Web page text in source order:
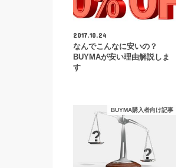
2017.10.24
なんでこんなに安いの？
BUYMAが安い理由解説しま
す
BUYMA購入者向け記事